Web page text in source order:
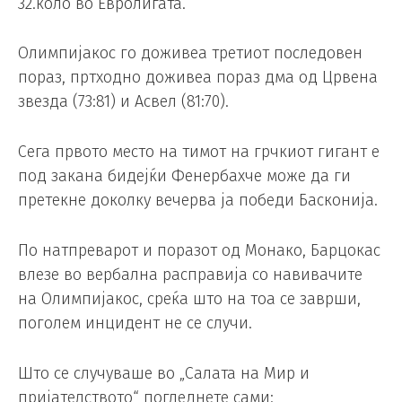
Олимпијакос го доживеа третиот последовен
пораз, пртходно доживеа пораз дма од Црвена
звезда (73:81) и Асвел (81:70).
Сега првото место на тимот на грчкиот гигант е
под закана бидејќи Фенербахче може да ги
претекне доколку вечерва ја победи Басконија.
По натпреварот и поразот од Монако, Барцокас
влезе во вербална расправија со навивачите
на Олимпијакос, среќа што на тоа се заврши,
поголем инцидент не се случи.
Што се случуваше во „Салата на Мир и
пријателството“ погледнете сами: